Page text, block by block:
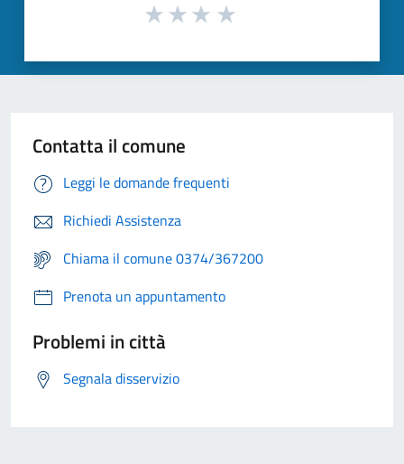
Contatta il comune
Leggi le domande frequenti
Richiedi Assistenza
Chiama il comune 0374/367200
Prenota un appuntamento
Problemi in città
Segnala disservizio